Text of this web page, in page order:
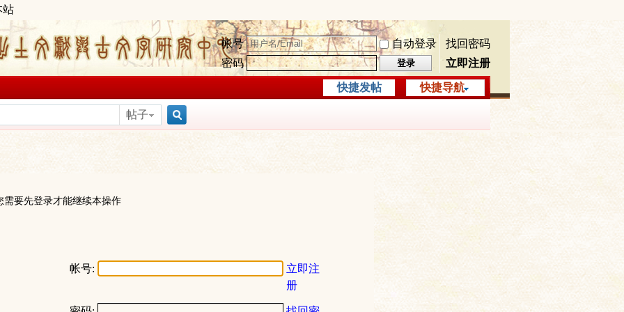
站
帐号 自动登录
找回密码
密码
登录 立即注册
快捷导航
快捷发帖
帖子
需要先登录才能继续本操作
帐号:
立即注
册